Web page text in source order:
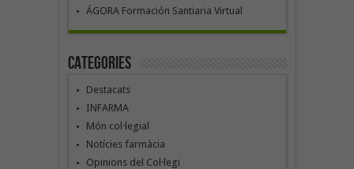
ÁGORA Formación Santiaria Virtual
Categories
Destacats
INFARMA
Món col·legial
Notícies farmàcia
Opinions del Col·legi